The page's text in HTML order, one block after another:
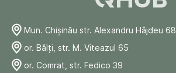
Mun. Chişinău str. Alexandru Hâjdeu 68
or. Bălți, str. M. Viteazul 65
or. Comrat, str. Fedico 39